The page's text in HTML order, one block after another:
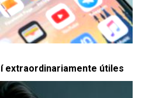
extraordinariamente útiles